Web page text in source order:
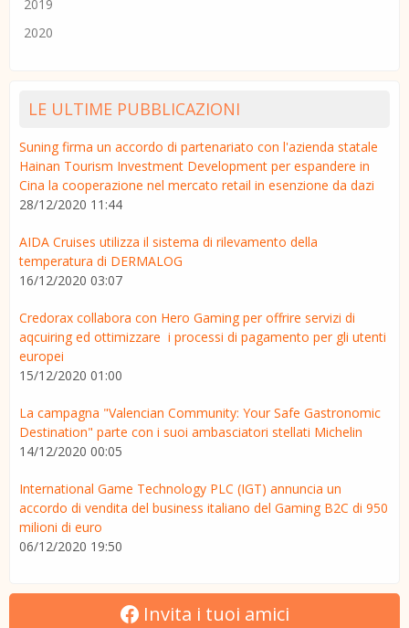
2019
2020
LE ULTIME PUBBLICAZIONI
Suning firma un accordo di partenariato con l'azienda statale
Hainan Tourism Investment Development per espandere in
Cina la cooperazione nel mercato retail in esenzione da dazi
28/12/2020 11:44
AIDA Cruises utilizza il sistema di rilevamento della
temperatura di DERMALOG
16/12/2020 03:07
Credorax collabora con Hero Gaming per offrire servizi di
aqcuiring ed ottimizzare i processi di pagamento per gli utenti
europei
15/12/2020 01:00
La campagna "Valencian Community: Your Safe Gastronomic
Destination" parte con i suoi ambasciatori stellati Michelin
14/12/2020 00:05
International Game Technology PLC (IGT) annuncia un
accordo di vendita del business italiano del Gaming B2C di 950
milioni di euro
06/12/2020 19:50
Invita i tuoi amici